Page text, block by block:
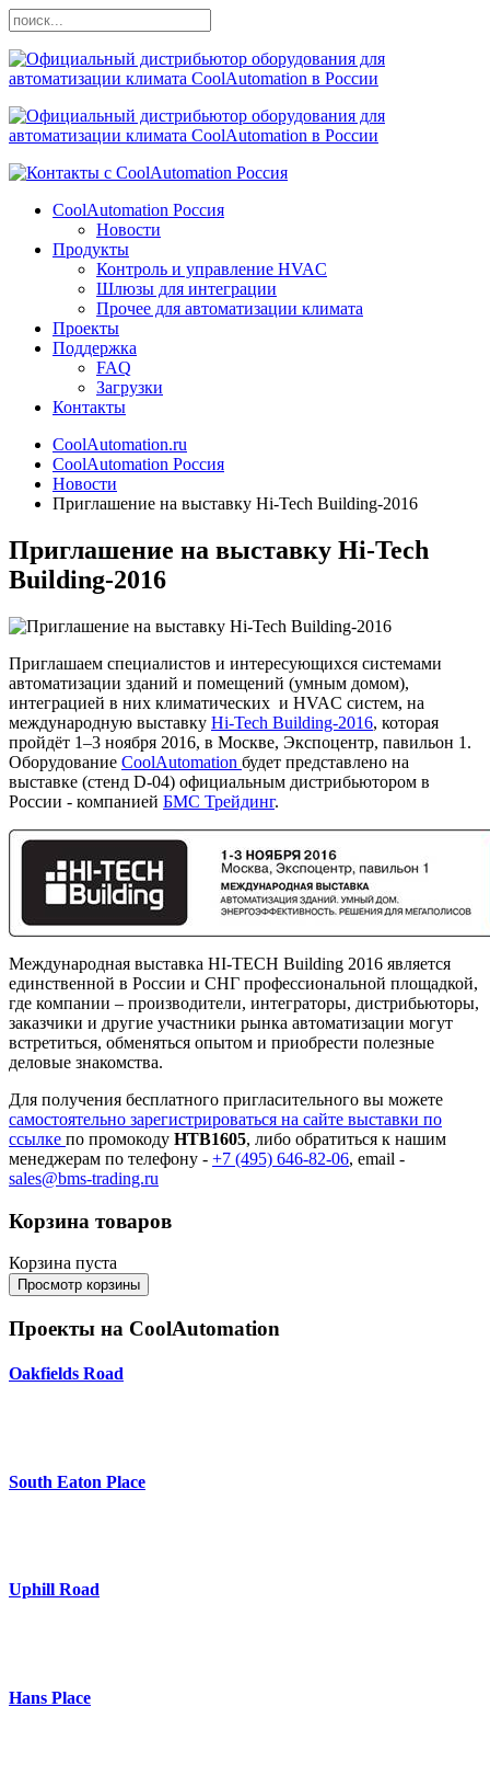
CoolAutomation Россия
Новости
Продукты
Контроль и управление HVAC
Шлюзы для интеграции
Прочее для автоматизации климата
Проекты
Поддержка
FAQ
Загрузки
Контакты
CoolAutomation.ru
CoolAutomation Россия
Новости
Приглашение на выставку Hi-Tech Building-2016
Приглашение на выставку Hi-Tech
Building-2016
Приглашаем специалистов и интересующихся системами
автоматизации зданий и помещений (умным домом),
интеграцией в них климатических и HVAC систем, на
международную выставку Hi-Tech Building-2016, которая
пройдёт 1–3 ноября 2016, в Москве, Экспоцентр, павильон 1.
Оборудование CoolAutomation будет представлено на
выставке (стенд D-04) официальным дистрибьютором в
России - компанией БМС Трейдинг.
Международная выставка HI-TECH Building 2016 является
единственной в России и СНГ профессиональной площадкой,
где компании – производители, интеграторы, дистрибьюторы,
заказчики и другие участники рынка автоматизации могут
встретиться, обменяться опытом и приобрести полезные
деловые знакомства.
Для получения бесплатного пригласительного вы можете
самостоятельно зарегистрироваться на сайте выставки по
ссылке по промокоду HTB1605, либо обратиться к нашим
менеджерам по телефону - +7 (495) 646-82-06, email -
sales@bms-trading.ru
Корзина товаров
Корзина пуста
Проекты на CoolAutomation
Oakfields Road
South Eaton Place
Uphill Road
Hans Place